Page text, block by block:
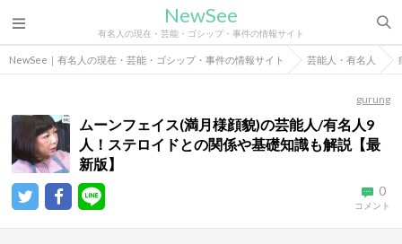
NewSee
有名人の現在・芸能・ゴシップ・事件の情報サイト
NewSee｜有名人の現在・芸能・ゴシップ・事件の情報サイト 芸能人・有名人
gurung
ムーンフェイス(満月様顔貌)の芸能人/有名人9
人！ステロイドとの関係や基礎知識も解説【最
新版】
0
コメント